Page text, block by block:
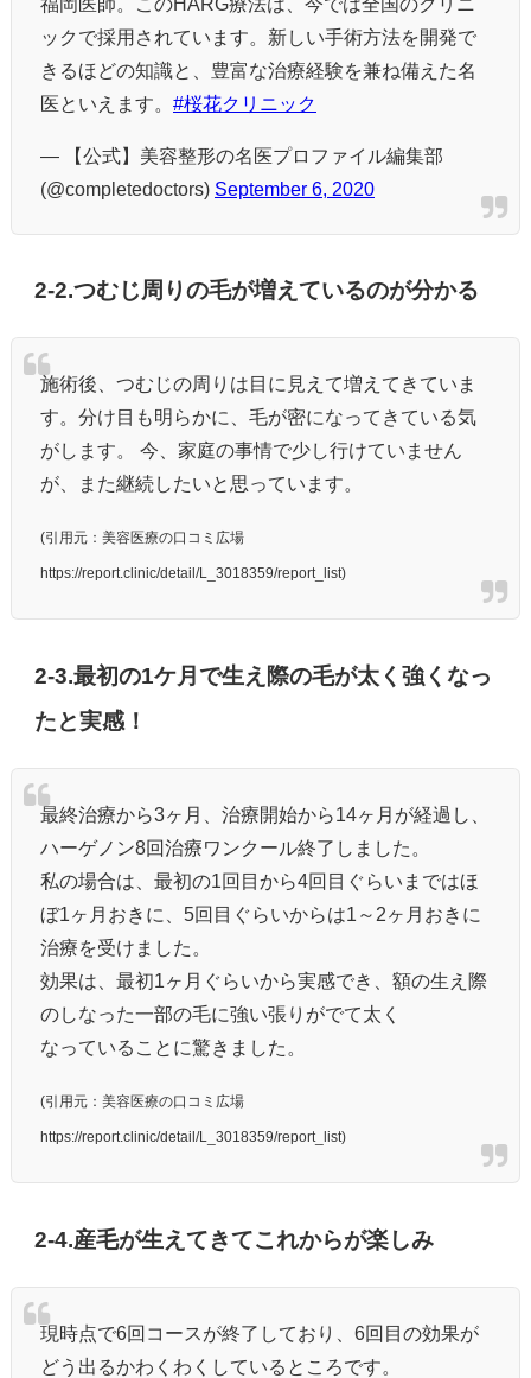
ックで採用されています。新しい手術方法を開発で
きるほどの知識と、豊富な治療経験を兼ね備えた名
医といえます。 #桜花クリニック
— 【公式】美容整形の名医プロファイル編集部
(@completedoctors) September 6, 2020
2-2.つむじ周りの毛が増えているのが分かる
施術後、つむじの周りは目に見えて増えてきていま
す。分け目も明らかに、毛が密になってきている気
がします。 今、家庭の事情で少し行けていません
が、また継続したいと思っています。
(引用元：美容医療の口コミ広場
https://report.clinic/detail/L_3018359/report_list)
2-3.最初の1ケ月で生え際の毛が太く強くなっ
たと実感！
最終治療から3ヶ月、治療開始から14ヶ月が経過し、
ハーゲノン8回治療ワンクール終了しました。
私の場合は、最初の1回目から4回目ぐらいまではほ
ぼ1ヶ月おきに、5回目ぐらいからは1～2ヶ月おきに
治療を受けました。
効果は、最初1ヶ月ぐらいから実感でき、額の生え際
のしなった一部の毛に強い張りがでて太く
なっていることに驚きました。
(引用元：美容医療の口コミ広場
https://report.clinic/detail/L_3018359/report_list)
2-4.産毛が生えてきてこれからが楽しみ
現時点で6回コースが終了しており、6回目の効果が
どう出るかわくわくしているところです。